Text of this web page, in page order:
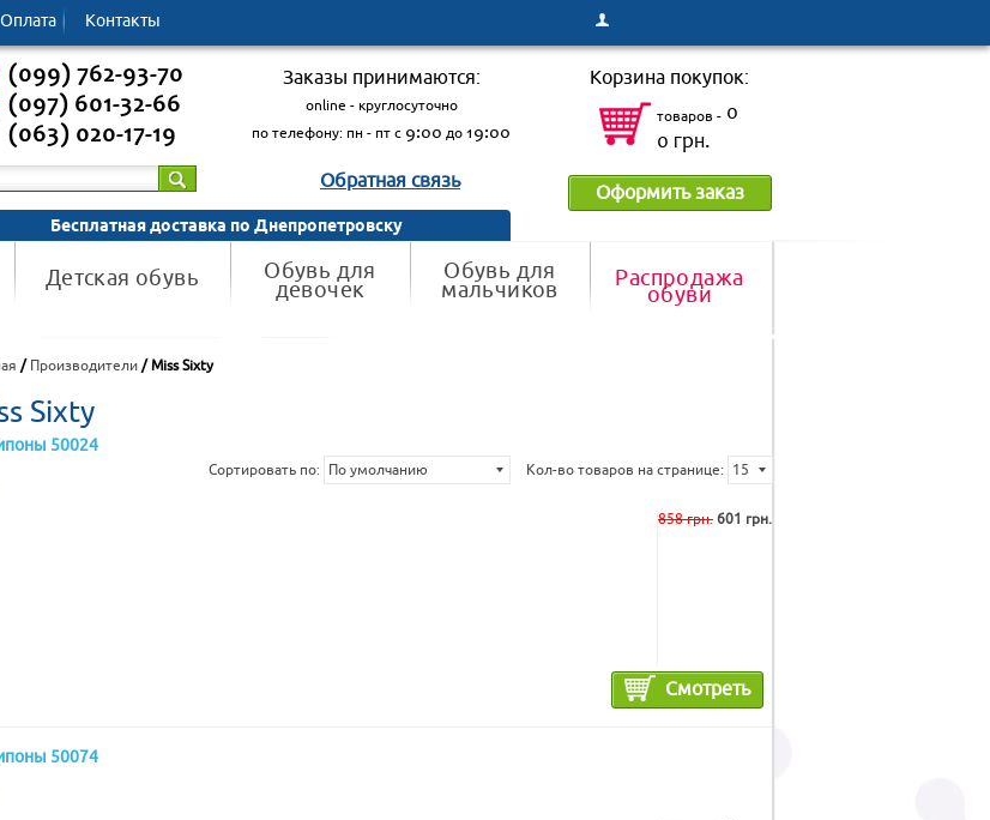
Oплата Контакты
(099) 762-93-70
(097) 601-32-66
(063) 020-17-19
Заказы принимаются:
online - круглосуточно
по телефону: пн - пт с 9:00 до19:00
Обратная связь
Бесплатная доставка по Днепропетровску
Корзина покупок:
товаров - 0
0 грн.
Оформить заказ
Детская обувь Обувь для
девочек
Обувь для
мальчиков Распродажа
обуви
/Производители/ Miss Sixty
Sixty
Кол-во товаров на странице: 15
15
25
50
75
100
Сортировать по: По умолчанию
По умолчанию
Наименование (А ► Я)
Наименование (Я ► А)
Цена ▲
Цена ▼
Рейтинг ▼
Рейтинг ▲
Модель (А ► Я)
Модель (Я ► А)
50024
858 грн.601 грн.
Смотреть
50074